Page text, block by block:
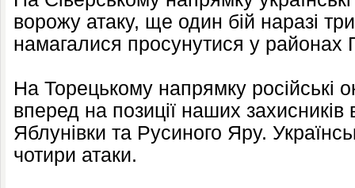
ворожу атаку, ще один бій наразі
намагалися просунутися у районах
На Торецькому напрямку російські
вперед на позиції наших
Яблунівки та Русиного Яру.
чотири атаки.